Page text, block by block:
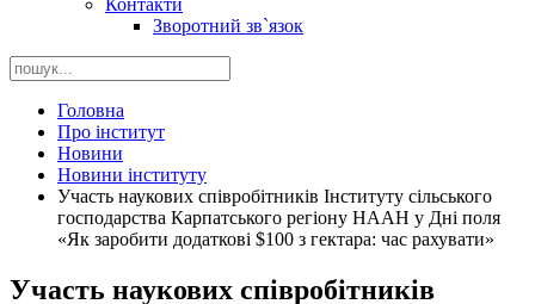
Контакти
Зворотний зв`язок
Головна
Про інститут
Новини
Новини інституту
Участь наукових співробітників Інституту сільського
господарства Карпатського регіону НААН у Дні поля
«Як заробити додаткові $100 з гектара: час рахувати»
Участь наукових співробітників